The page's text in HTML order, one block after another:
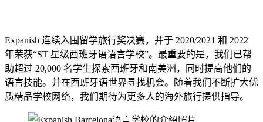
Expanish 连续入围留学旅行奖决赛，并于 2020/2021 和 2022
年荣获“ST 星级西班牙语语言学校”。最重要的是，我们已帮
助超过 20,000 名学生探索西班牙和南美洲，同时提高他们的
语言技能。并在西班牙语世界寻找机会。随着我们不断扩大优
质精品学校网络，我们期待为更多人的海外旅行提供指导。